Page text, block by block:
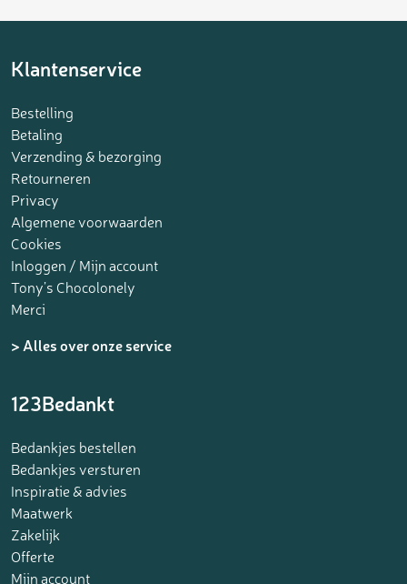
Klantenservice
Bestelling
Betaling
Verzending & bezorging
Retourneren
Privacy
Algemene voorwaarden
Cookies
Inloggen / Mijn account
Tony’s Chocolonely
Merci
> Alles over onze service
123Bedankt
Bedankjes bestellen
Bedankjes versturen
Inspiratie & advies
Maatwerk
Zakelijk
Offerte
Mijn account